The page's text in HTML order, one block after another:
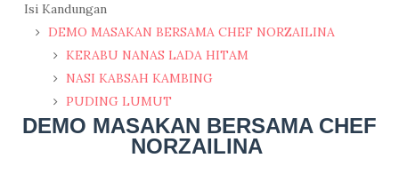
Isi Kandungan
DEMO MASAKAN BERSAMA CHEF NORZAILINA
KERABU NANAS LADA HITAM
NASI KABSAH KAMBING
PUDING LUMUT
DEMO MASAKAN BERSAMA CHEF
NORZAILINA